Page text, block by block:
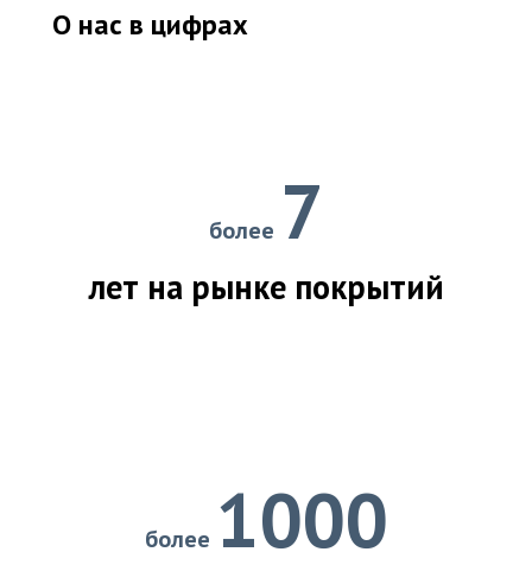
О нас в цифрах
более 7
лет на рынке покрытий
более 1000